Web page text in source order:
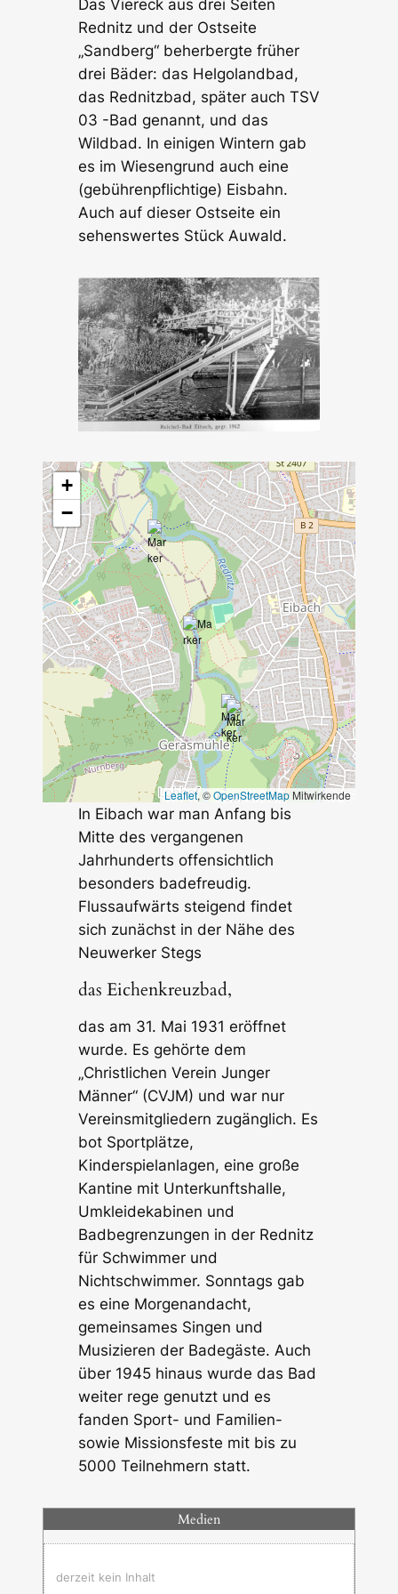
Das Viereck aus drei Seiten
Rednitz und der Ostseite
„Sandberg“ beherbergte früher
drei Bäder: das Helgolandbad,
das Rednitzbad, später auch TSV
03 -Bad genannt, und das
Wildbad. In einigen Wintern gab
es im Wiesengrund auch eine
(gebührenpflichtige) Eisbahn.
Auch auf dieser Ostseite ein
sehenswertes Stück Auwald.
+
−
Leaflet, ©OpenStreetMapMitwirkende
In Eibach war man Anfang bis
Mitte des vergangenen
Jahrhunderts offensichtlich
besonders badefreudig.
Flussaufwärts steigend findet
sich zunächst in der Nähe des
Neuwerker Stegs
das Eichenkreuzbad,
das am 31. Mai 1931 eröffnet
wurde. Es gehörte dem
„Christlichen Verein Junger
Männer“ (CVJM) und war nur
Vereinsmitgliedern zugänglich. Es
bot Sportplätze,
Kinderspielanlagen, eine große
Kantine mit Unterkunftshalle,
Umkleidekabinen und
Badbegrenzungen in der Rednitz
für Schwimmer und
Nichtschwimmer. Sonntags gab
es eine Morgenandacht,
gemeinsames Singen und
Musizieren der Badegäste. Auch
über 1945 hinaus wurde das Bad
weiter rege genutzt und es
fanden Sport- und Familien-
sowie Missionsfeste mit bis zu
5000 Teilnehmern statt.
Medien
derzeit kein Inhalt